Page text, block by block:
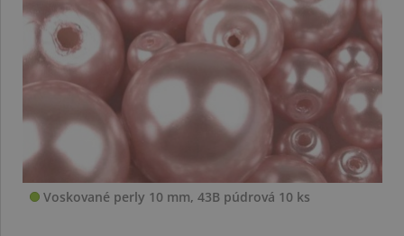
Voskované perly 10 mm, 43B púdrová 10 ks